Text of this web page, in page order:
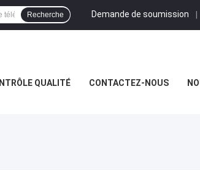
Demande de soumission |
Recherche
QUALITÉ CONTACTEZ-NOUS